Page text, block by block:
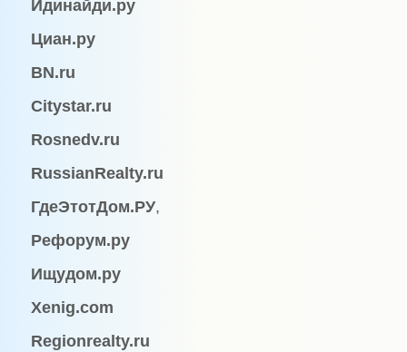
Идинайди.ру
Циан.ру
BN.ru
Citystar.ru
Rosnedv.ru
RussianRealty.ru
ГдеЭтотДом.РУ,
Рефорум.ру
Ищудом.ру
Xenig.com
Regionrealty.ru